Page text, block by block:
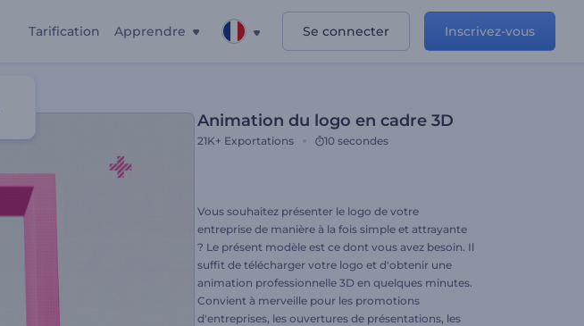
Tarification Apprendre Se connecter Inscrivez-vous
Animation du logo en cadre 3D
21K+ Exportations 10 secondes
Vous souhaitez présenter le logo de votre
entreprise de manière à la fois simple et attrayante
? Le présent modèle est ce dont vous avez besoin. Il
suffit de télécharger votre logo et d'obtenir une
animation professionnelle 3D en quelques minutes.
Convient à merveille pour les promotions
d'entreprises, les ouvertures de présentations, les